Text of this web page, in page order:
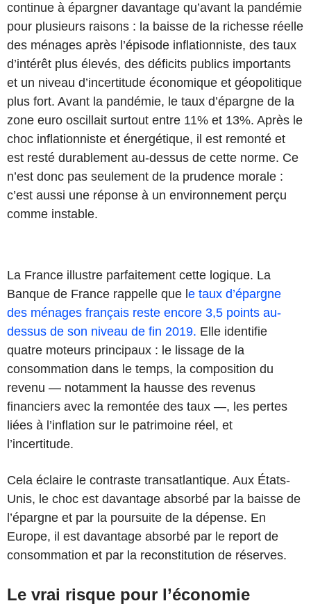
continue à épargner davantage qu’avant la pandémie
pour plusieurs raisons : la baisse de la richesse réelle
des ménages après l’épisode inflationniste, des taux
d’intérêt plus élevés, des déficits publics importants
et un niveau d’incertitude économique et géopolitique
plus fort. Avant la pandémie, le taux d’épargne de la
zone euro oscillait surtout entre 11% et 13%. Après le
choc inflationniste et énergétique, il est remonté et
est resté durablement au-dessus de cette norme. Ce
n’est donc pas seulement de la prudence morale :
c’est aussi une réponse à un environnement perçu
comme instable.
La France illustre parfaitement cette logique. La
Banque de France rappelle que l e taux d’épargne
des ménages français reste encore 3,5 points au-
dessus de son niveau de fin 2019. Elle identifie
quatre moteurs principaux : le lissage de la
consommation dans le temps, la composition du
revenu — notamment la hausse des revenus
financiers avec la remontée des taux —, les pertes
liées à l’inflation sur le patrimoine réel, et
l’incertitude.
Cela éclaire le contraste transatlantique. Aux États-
Unis, le choc est davantage absorbé par la baisse de
l’épargne et par la poursuite de la dépense. En
Europe, il est davantage absorbé par le report de
consommation et par la reconstitution de réserves.
Le vrai risque pour l’économie